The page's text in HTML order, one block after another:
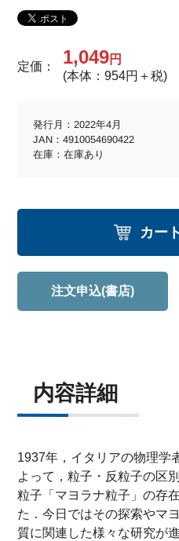
定価： 1,049円
(本体：954円＋税)
発行月：2022年4月
JAN：4910054690422
在庫：在庫あり
カー
注文申込(書店)
内容詳細
1937年，イタリアの物理学
よって，粒子・反粒子の区
粒子「マヨラナ粒子」の存
た．今日ではその探索やマ
質に関連した様々な研究が